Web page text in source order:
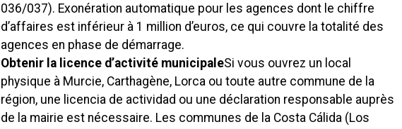
036/037). Exonération automatique pour les agences dont le chiffre
d’affaires est inférieur à 1 million d’euros, ce qui couvre la totalité des
agences en phase de démarrage.
Obtenir la licence d’activité municipaleSi vous ouvrez un local
physique à Murcie, Carthagène, Lorca ou toute autre commune de la
région, une licencia de actividad ou une déclaration responsable auprès
de la mairie est nécessaire. Les communes de la Costa Cálida (Los